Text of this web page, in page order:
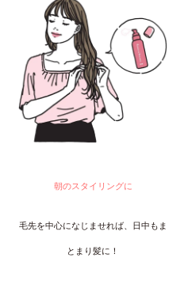
朝のスタイリングに
毛先を中心になじませれば、日中もま
とまり髪に！